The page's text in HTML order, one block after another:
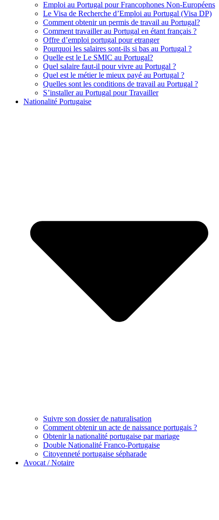
Emploi au Portugal pour Francophones Non-Européens
Le Visa de Recherche d’Emploi au Portugal (Visa DP)
Comment obtenir un permis de travail au Portugal?
Comment travailler au Portugal en étant français ?
Offre d’emploi portugal pour etranger
Pourquoi les salaires sont-ils si bas au Portugal ?
Quelle est le Le SMIC au Portugal?
Quel salaire faut-il pour vivre au Portugal ?
Quel est le métier le mieux payé au Portugal ?
Quelles sont les conditions de travail au Portugal ?
S’installer au Portugal pour Travailler
Nationalité Portugaise
Suivre son dossier de naturalisation
Comment obtenir un acte de naissance portugais ?
Obtenir la nationalité portugaise par mariage
Double Nationalité Franco-Portugaise
Citoyenneté portugaise sépharade
Avocat / Notaire